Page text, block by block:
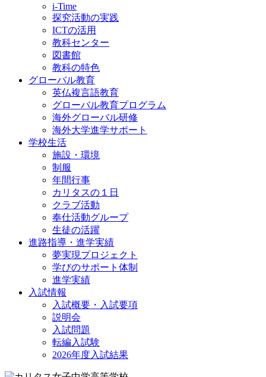
i-Time
探究活動の実践
ICTの活用
教科センター
図書館
教科の特色
グローバル教育
英仏複言語教育
グローバル教育プログラム
海外グローバル研修
海外大学進学サポート
学校生活
施設・環境
制服
年間行事
カリタスの１日
クラブ活動
奉仕活動グループ
生徒の活躍
進路指導・進学実績
夢実現プロジェクト
学びのサポート体制
進学実績
入試情報
入試概要・入試要項
説明会
入試問題
転編入試験
2026年度入試結果